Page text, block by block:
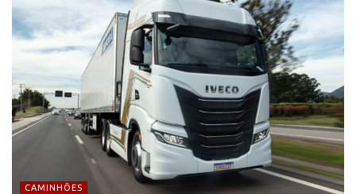
CAMINHÕES